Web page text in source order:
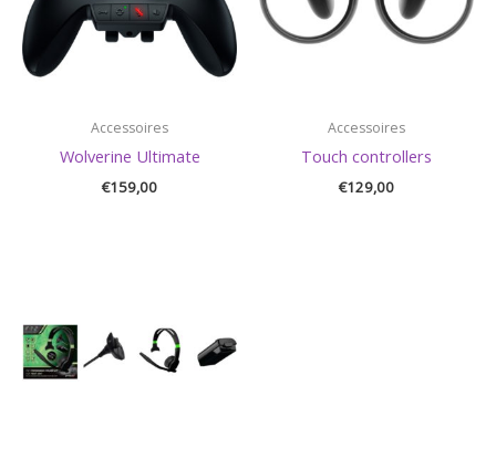
Accessoires
Wolverine Ultimate
€159,00
Accessoires
Touch controllers
€129,00